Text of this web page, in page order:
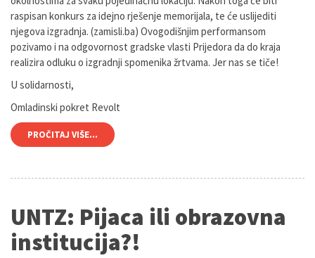
raspisan konkurs za idejno rješenje memorijala, te će uslijediti
njegova izgradnja. (zamisli.ba) Ovogodišnjim performansom
pozivamo i na odgovornost gradske vlasti Prijedora da do kraja
realizira odluku o izgradnji spomenika žrtvama. Jer nas se tiče!
U solidarnosti,
Omladinski pokret Revolt
PROČITAJ VIŠE...
UNTZ: Pijaca ili obrazovna
institucija?!